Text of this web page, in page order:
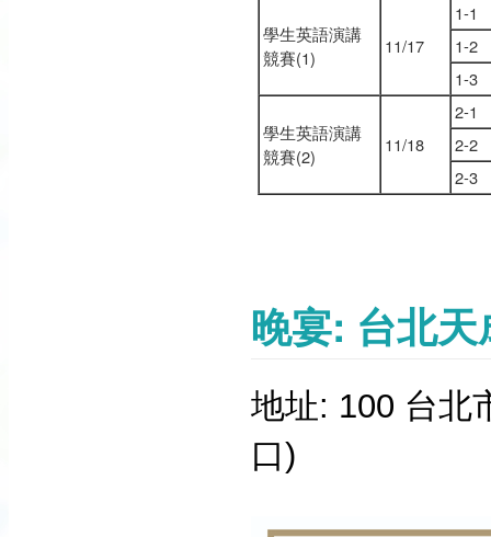
學生英語演講
競賽(1)
11/17
1-1
1-2
1-3
學生英語演講
競賽(2)
11/18
2-1
2-2
2-3
晚宴: 台北
地址: 100 台北
口)